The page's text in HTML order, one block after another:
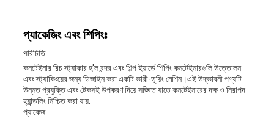
প্যাকেজিং এবং শিপিংঃ
পরিচিতি
কনটেইনার রিচ স্ট্যাকার হ'ল বন্দর এবং শিল্প ইয়ার্ডে শিপিং কনটেইনারগুলি উত্তোলন
এবং স্ট্যাকিংয়ের জন্য ডিজাইন করা একটি ভারী-ডুয়িং মেশিন।এই উদ্ভাবনী পণ্যটি
উন্নত প্রযুক্তি এবং টেকসই উপকরণ দিয়ে সজ্জিত যাতে কনটেইনারের দক্ষ ও নিরাপদ
হ্যান্ডলিং নিশ্চিত করা যায়.
প্যাকেজ